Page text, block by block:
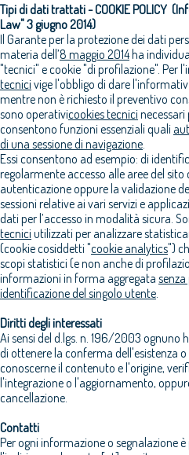
Tipi di dati trattati - COOKIE POLICY
Law" 3 giugno 2014)
Il Garante per la protezione dei dati
materia dell’8 maggio 2014ha
"tecnici" e cookie "di profilazione". Per
tecnici vige l'obbligo di dare
mentre non è richiesto il preventivo
sono operativicookies tecnici necessari
consentono funzioni essenziali quali
di una sessione di navigazione
Essi consentono ad esempio: di
regolarmente accesso alle aree del
autenticazione oppure la validazione
sessioni relative ai vari servizi e
dati per l’accesso in modalità sicura.
tecnici utilizzati per analizzare
(cookie cosiddetti "cookie analytics")
scopi statistici (e non anche di
informazioni in forma aggregata
identificazione del singolo utente
Diritti degli interessati
Ai sensi del d.lgs. n. 196/2003
di ottenere la conferma dell'esistenza
conoscerne il contenuto e l'origine,
l'integrazione o l'aggiornamento,
cancellazione.
Contatti
Per ogni informazione o segnalazione